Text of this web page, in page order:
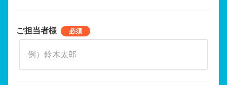
ご担当者様